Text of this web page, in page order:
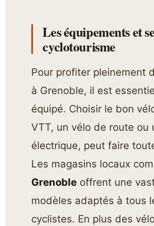
Les équipements et
cyclotourisme
Pour profiter pleinement
à Grenoble, il est
équipé. Choisir le bon
VTT, un vélo de route ou
électrique, peut faire
Les magasins locaux
Grenoble offrent une
modèles adaptés à tous
cyclistes. En plus des